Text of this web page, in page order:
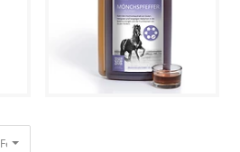
Dose Ergänzungsfutter für